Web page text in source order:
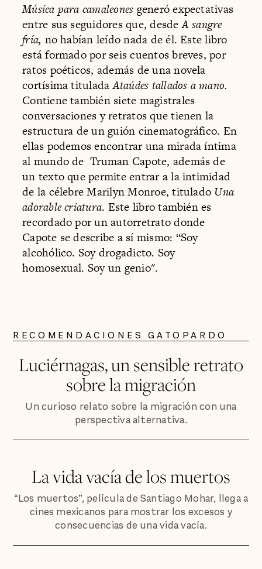
Música para camaleones generó expectativas
entre sus seguidores que, desdeA sangre
fría, no habían leído nada de él. Este libro
está formado por seis cuentos breves, por
ratos poéticos, además de una novela
cortísima tituladaAtaúdes tallados a mano.
Contiene también siete magistrales
conversaciones y retratos que tienen la
estructura de un guión cinematográfico. En
ellas podemos encontrar una mirada íntima
al mundo de Truman Capote, además de
un texto que permite entrar a la intimidad
de la célebre Marilyn Monroe, titulado Una
adorable criatura. Este libro también es
recordado por un autorretrato donde
Capote se describe a sí mismo: “Soy
alcohólico. Soy drogadicto. Soy
homosexual. Soy un genio".
RECOMENDACIONES GATOPARDO
Luciérnagas, un sensible retrato
sobre la migración
Un curioso relato sobre la migración con una
perspectiva alternativa.
La vida vacía de los muertos
“Los muertos”, película de Santiago Mohar, llega a
cines mexicanos para mostrar los excesos y
consecuencias de una vida vacía.